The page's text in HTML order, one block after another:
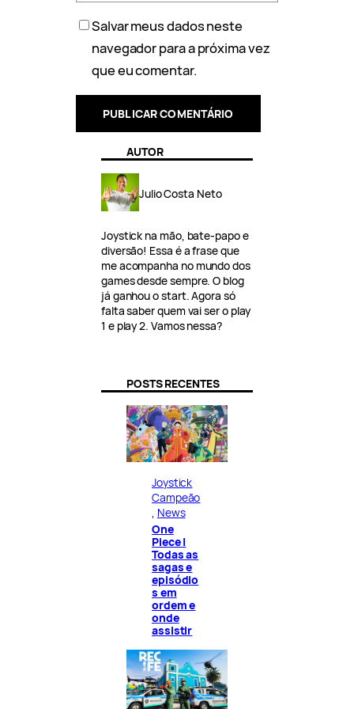
Salvar meus dados neste
navegador para a próxima vez
que eu comentar.
AUTOR
Julio Costa Neto
Joystick na mão, bate-papo e
diversão! Essa é a frase que
me acompanha no mundo dos
games desde sempre. O blog
já ganhou o start. Agora só
falta saber quem vai ser o play
1 e play 2. Vamos nessa?
POSTS RECENTES
Joystick
Campeão
News
One
Piece |
Todas as
sagas e
episódio
s em
ordem e
onde
assistir